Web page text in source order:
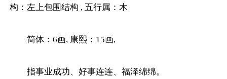
构：左上包围结构 , 五行属：木
简体：6画, 康熙：15画,
指事业成功、好事连连、福泽绵绵。